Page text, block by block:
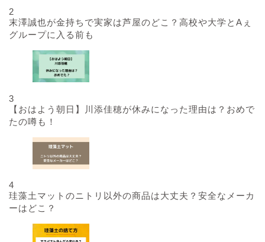
2
末澤誠也が金持ちで実家は芦屋のどこ？高校や大学とAぇ
グループに入る前も
3
【おはよう朝日】川添佳穂が休みになった理由は？おめで
たの噂も！
4
珪藻土マットのニトリ以外の商品は大丈夫？安全なメーカ
ーはどこ？